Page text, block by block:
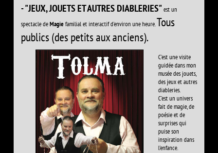
- "JEUX, JOUETS ET AUTRES DIABLERIES"est un
spectacle deMagiefamilial et interactif d’environ une heure.Tous
publics (des petits aux anciens).
C’est une visite
guidée dans mon
musée des jouets,
des jeux et autres
diableries.
C’est un univers
fait de magie, de
poésie et de
surprises qui
puise son
inspiration dans
l’enfance.